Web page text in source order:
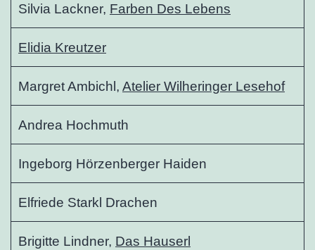
Silvia Lackner, Farben Des Lebens
Elidia Kreutzer
Margret Ambichl, Atelier Wilheringer Lesehof
Andrea Hochmuth
Ingeborg Hörzenberger Haiden
Elfriede Starkl Drachen
Brigitte Lindner, Das Hauserl